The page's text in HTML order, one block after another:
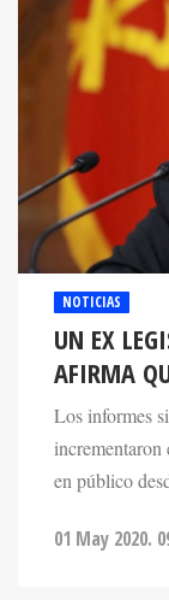
NOTICIAS
UN EX
AFIRMA
Los informes
incrementaron
en público
01 May 2020.